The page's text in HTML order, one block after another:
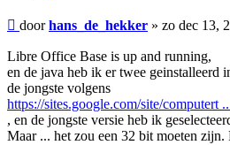
Bericht
doorhans_de_hekker » zo dec 13,
Libre Office Base is up and running,
en de java heb ik er twee geinstalleerd
de jongste volgens
https://sites.google.com/site/computert
, en de jongste versie heb ik
Maar ... het zou een 32 bit moeten